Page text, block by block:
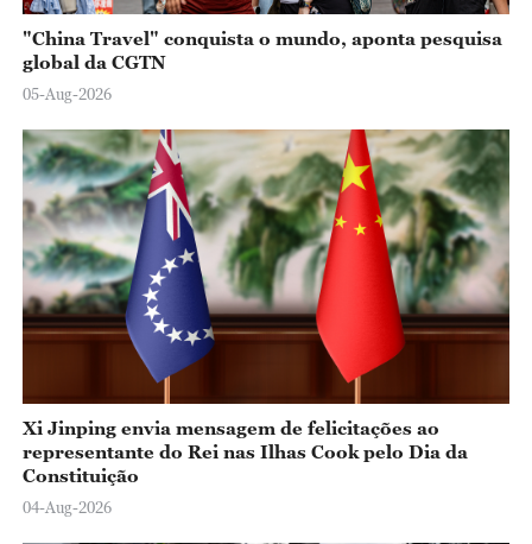
"China Travel" conquista o mundo, aponta pesquisa
global da CGTN
05-Aug-2026
Xi Jinping envia mensagem de felicitações ao
representante do Rei nas Ilhas Cook pelo Dia da
Constituição
04-Aug-2026